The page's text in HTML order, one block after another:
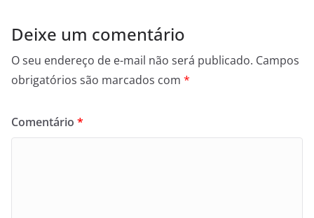
Deixe um comentário
O seu endereço de e-mail não será publicado. Campos
obrigatórios são marcados com *
Comentário *